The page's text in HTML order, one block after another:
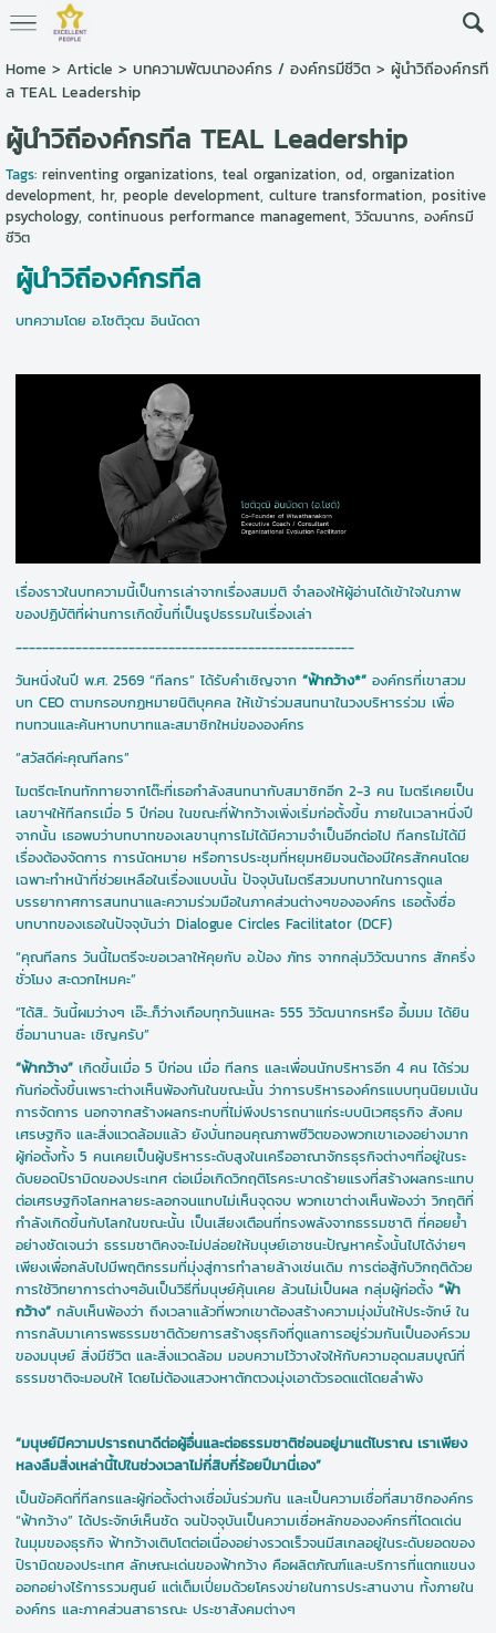
Home > Article > บทความพัฒนาองค์กร / องค์กรมีชีวิต> ผู้นำวิถีองค์กรที
ล TEAL Leadership
ผู้นำวิถีองค์กรทีล TEAL Leadership
Tags: reinventing organizations, teal organization, od, organization
development, hr, people development, culture transformation, positive
psychology, continuous performance management,วิวัฒนากร, องค์กรมี
ชีวิต
ผู้นำวิถีองค์กรทีล
บทความโดย อ.โชติวุฒ อินนัดดา
เรื่องราวในบทความนี้เป็นการเล่าจากเรื่องสมมติ จำลองให้ผู้อ่านได้เข้าใจในภาพ
ของปฏิบัติที่ผ่านการเกิดขึ้นที่เป็นรูปธรรมในเรื่องเล่า
---------------------------------------------------
วันหนึ่งในปี พ.ศ. 2569 “ทีลกร” ได้รับคำเชิญจาก“ฟ้ากว้าง*” องค์กรที่เขาสวม
บท CEO ตามกรอบกฏหมายนิติบุคคล ให้เข้าร่วมสนทนาในวงบริหารร่วม เพื่อ
ทบทวนและค้นหาบทบาทและสมาชิกใหม่ขององค์กร
“สวัสดีค่ะคุณทีลกร”
ไมตรีตะโกนทักทายจากโต๊ะที่เธอกำลังสนทนากับสมาชิกอีก 2-3 คน ไมตรีเคยเป็น
เลขาฯให้ทีลกรเมื่อ 5 ปีก่อน ในขณะที่ฟ้ากว้างเพิ่งเริ่มก่อตั้งขึ้น ภายในเวลาหนึ่งปี
จากนั้น เธอพบว่าบทบาทของเลขานุการไม่ได้มีความจำเป็นอีกต่อไป ทีลกรไม่ได้มี
เรื่องต้องจัดการ การนัดหมาย หรือการประชุมที่หยุมหยิมจนต้องมีใครสักคนโดย
เฉพาะทำหน้าที่ช่วยเหลือในเรื่องแบบนั้น ปัจจุบันไมตรีสวมบทบาทในการดูแล
บรรยากาศการสนทนาและความร่วมมือในภาคส่วนต่างๆขององค์กร เธอตั้งชื่อ
บทบาทของเธอในปัจจุบันว่า Dialogue Circles Facilitator (DCF)
“คุณทีลกร วันนี้ไมตรีจะขอเวลาให้คุยกับ อ.ป้อง ภัทร จากกลุ่มวิวัฒนากร สักครึ่ง
ชั่วโมง สะดวกไหมคะ”
“ได้สิ.. วันนี้ผมว่างๆ เอ๊ะ..ก็ว่างเกือบทุกวันแหละ 555 วิวัฒนากรหรือ อื้มมม ได้ยิน
ชื่อมานานละ เชิญครับ”
“ฟ้ากว้าง” เกิดขึ้นเมื่อ 5 ปีก่อน เมื่อ ทีลกร และเพื่อนนักบริหารอีก 4 คน ได้ร่วม
กันก่อตั้งขึ้นเพราะต่างเห็นพ้องกันในขณะนั้น ว่าการบริหารองค์กรแบบทุนนิยมเน้น
การจัดการ นอกจากสร้างผลกระทบที่ไม่พึงปรารถนาแก่ระบบนิเวศธุรกิจ สังคม
เศรษฐกิจ และสิ่งแวดล้อมแล้ว ยังบั่นทอนคุณภาพชีวิตของพวกเขาเองอย่างมาก
ผู้ก่อตั้งทั้ง 5 คนเคยเป็นผู้บริหารระดับสูงในเครืออาณาจักรธุรกิจต่างๆที่อยู่ในระ
ดับยอดปิรามิดของประเทศ ต่อเมื่อเกิดวิกฤติโรคระบาดร้ายแรงที่สร้างผลกระแทบ
ต่อเศรษฐกิจโลกหลายระลอกจนแทบไม่เห็นจุดจบ พวกเขาต่างเห็นพ้องว่า วิกฤติที่
กำลังเกิดขึ้นกับโลกในขณะนั้น เป็นเสียงเตือนที่ทรงพลังจากธรรมชาติ ที่คอยย้ำ
อย่างชัดเจนว่า ธรรมชาติคงจะไม่ปล่อยให้มนุษย์เอาชนะปัญหาครั้งนั้นไปได้ง่ายๆ
เพียงเพื่อกลับไปมีพฤติกรรมที่มุ่งสู่การทำลายล้างเช่นเดิม การต่อสู้กับวิกฤติด้วย
การใช้วิทยาการต่างๆอันเป็นวิธีที่มนุษย์คุ้นเคย ล้วนไม่เป็นผล กลุ่มผู้ก่อตั้ง“ฟ้า
กว้าง” กลับเห็นพ้องว่า ถึงเวลาแล้วที่พวกเขาต้องสร้างความมุ่งมั่นให้ประจักษ์ ใน
การกลับมาเคารพธรรมชาติด้วยการสร้างธุรกิจที่ดูแลการอยู่ร่วมกันเป็นองค์รวม
ของมนุษย์ สิ่งมีชีวิต และสิ่งแวดล้อม มอบความไว้วางใจให้กับความอุดมสมบูณ์ที่
ธรรมชาติจะมอบให้ โดยไม่ต้องแสวงหาตักตวงมุ่งเอาตัวรอดแต่โดยลำพัง
“มนุษย์มีความปรารถนาดีต่อผู้อื่นและต่อธรรมชาติซ่อนอยู่มาแต่โบราณ เราเพียง
หลงลืมสิ่งเหล่านี้ไปในช่วงเวลาไม่กี่สิบกี่ร้อยปีมานี่เอง”
เป็นข้อคิดที่ทีลกรและผู้ก่อตั้งต่างเชื่อมั่นร่วมกัน และเป็นความเชื่อที่สมาชิกองค์กร
“ฟ้ากว้าง” ได้ประจักษ์เห็นชัด จนปัจจุบันเป็นความเชื่อหลักขององค์กรที่โดดเด่น
ในมุมของธุรกิจ ฟ้ากว้างเติบโตต่อเนื่องอย่างรวดเร็วจนมีสเกลอยู่ในระดับยอดของ
ปิรามิดของประเทศ ลักษณะเด่นของฟ้ากว้าง คือผลิตภัณฑ์และบริการที่แตกแขนง
ออกอย่างไร้การรวมศูนย์ แต่เต็มเปี่ยมด้วยโครงข่ายในการประสานงาน ทั้งภายใน
องค์กร และภาคส่วนสาธารณะ ประชาสังคมต่างๆ